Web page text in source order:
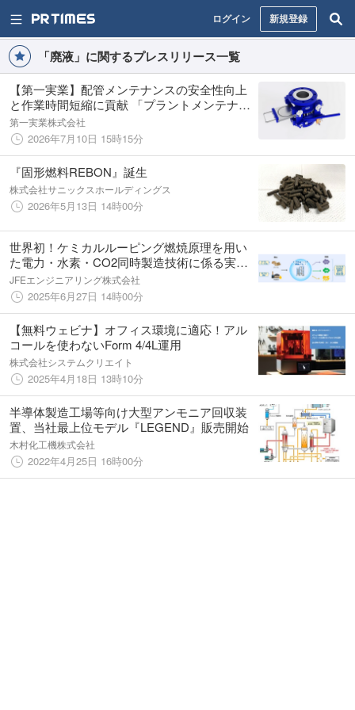
ログイン 新規登録
「廃液」に関するプレスリリース一覧
【第一実業】配管メンテナンスの安全性向上
と作業時間短縮に貢献 「プラントメンテナン
スショー」出展のお知らせ
第一実業株式会社
2026年7月10日 15時15分
『固形燃料REBON』誕生
株式会社サニックスホールディングス
2026年5月13日 14時00分
世界初！ケミカルルーピング燃焼原理を用い
た電力・水素・CO2同時製造技術に係る実証
試験の開始
JFEエンジニアリング株式会社
2025年6月27日 14時00分
【無料ウェビナ】オフィス環境に適応！アル
コールを使わないForm 4/4L運用
株式会社システムクリエイト
2025年4月18日 13時10分
半導体製造工場等向け大型アンモニア回収装
置、当社最上位モデル『LEGEND』販売開始
木村化工機株式会社
2022年4月25日 16時00分